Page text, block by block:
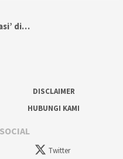
di…
DISCLAIMER
HUBUNGI KAMI
Twitter